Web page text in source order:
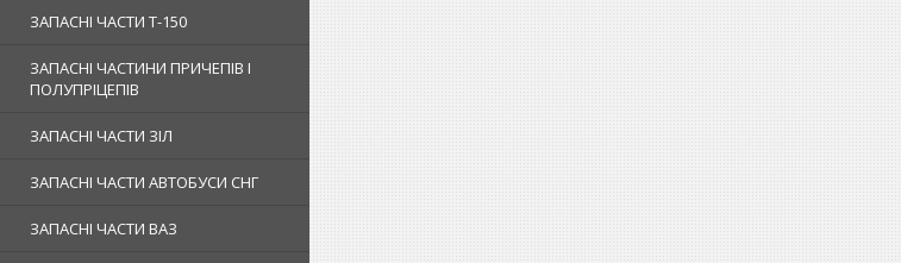
ЗАПАСНІ ЧАСТИ Т-150
ЗАПАСНІ ЧАСТИНИ ПРИЧЕПІВ І
ПОЛУПРІЦЕПІВ
ЗАПАСНІ ЧАСТИ ЗІЛ
ЗАПАСНІ ЧАСТИ АВТОБУСИ СНГ
ЗАПАСНІ ЧАСТИ ВАЗ